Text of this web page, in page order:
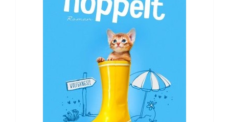
WooCommerce Warenkorb